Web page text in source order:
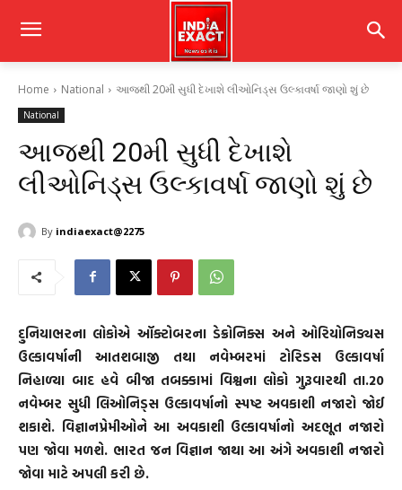
Home National આજથી 20મી સુધી દેખાશે લીઓનિડ્સ ઉલ્કાવર્ષા જાણો શું છે
National
આજથી 20મી સુધી દેખાશે
લીઓનિડ્સ ઉલ્કાવર્ષા જાણો શું છે
By indiaexact@2275
દુનિયાભરના લોકોએ ઑક્ટોબરના ડેક્રોનિક્સ અને ઓરિયોનિડ્યસ
ઉલ્કાવર્ષાની આતશબાજી તથા નવેમ્બરમાં ટોરિડસ ઉલ્કાવર્ષા
નિહાળ્યા બાદ હવે બીજા તબક્કામાં વિશ્વના લોકો ગુરૂવારથી તા.20
નવેમ્બર સુધી લિઓનિડ્સ ઉલ્કાવર્ષાનો સ્પષ્ટ અવકાશી નજારો જોઈ
શકાશે. વિજ્ઞાનપ્રેમીઓને આ અવકાશી ઉલ્કાવર્ષાનો અદભૂત નજારો
પણ જોવા મળશે. ભારત જન વિજ્ઞાન જાથા આ અંગે અવકાશી નજારો
જોવા માટે અપલી કરી છે.